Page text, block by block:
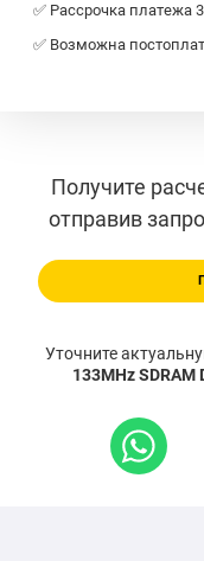
✅ Рассрочка платежа
✅ Возможна
Получите
отправив
Уточните
133MHz SDRAM